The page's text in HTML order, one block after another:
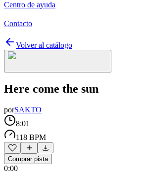
Centro de ayuda
Contacto
Volver al catálogo
Here come the sun
porSAKTO
8:01
118 BPM
Comprar pista
0:00